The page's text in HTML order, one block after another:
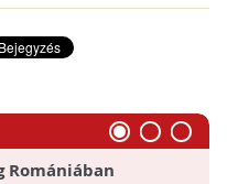
Romániában